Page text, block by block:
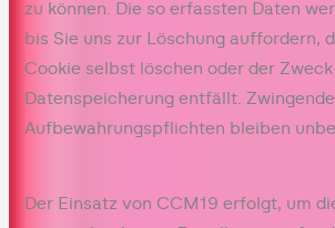
zu können. Die so erfassten Daten
bis Sie uns zur Löschung auffordern,
Cookie selbst löschen oder der
Datenspeicherung entfällt.
Aufbewahrungspflichten bleiben
Der Einsatz von CCM19 erfolgt, um